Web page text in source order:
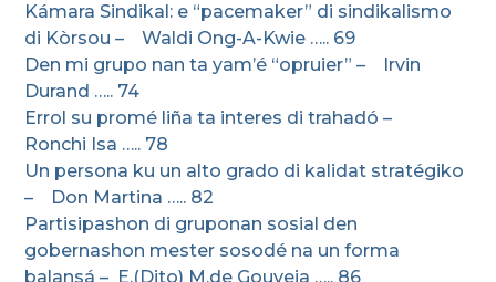
Kámara Sindikal: e “pacemaker” di sindikalismo
di Kòrsou – Waldi Ong-A-Kwie ….. 69
Den mi grupo nan ta yam’é “opruier” – Irvin
Durand ….. 74
Errol su promé liña ta interes di trahadó –
Ronchi Isa ….. 78
Un persona ku un alto grado di kalidat stratégiko
– Don Martina ….. 82
Partisipashon di gruponan sosial den
gobernashon mester sosodé na un forma
balansá – E.(Dito) M.de Gouveia ….. 86